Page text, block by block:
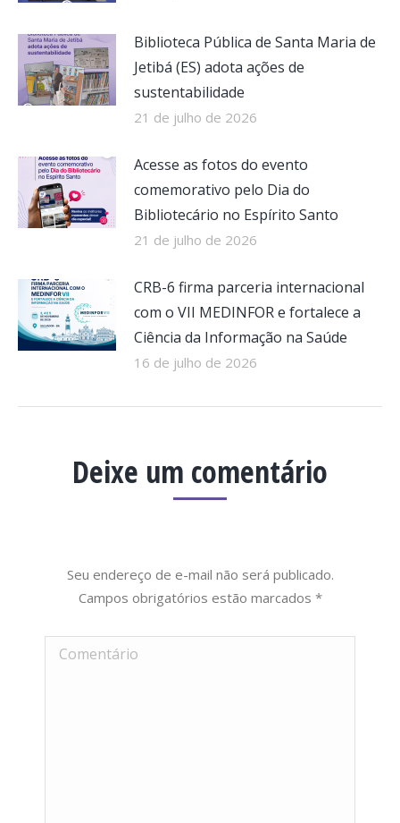
Biblioteca Pública de Santa Maria de
Jetibá (ES) adota ações de
sustentabilidade
21 de julho de 2026
Acesse as fotos do evento
comemorativo pelo Dia do
Bibliotecário no Espírito Santo
21 de julho de 2026
CRB-6 firma parceria internacional
com o VII MEDINFOR e fortalece a
Ciência da Informação na Saúde
16 de julho de 2026
Deixe um comentário
Seu endereço de e-mail não será publicado.
Campos obrigatórios estão marcados *
Comentário